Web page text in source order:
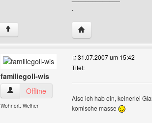
.
↑ Website dieses
familiegoll-wis
familiegoll-wis Benutzer-Profile anzeigen
Offline
Wohnort: Weiher
31.07.2007 um 15:42
Titel:
Also ich hab ein, keinerlei
komische masse